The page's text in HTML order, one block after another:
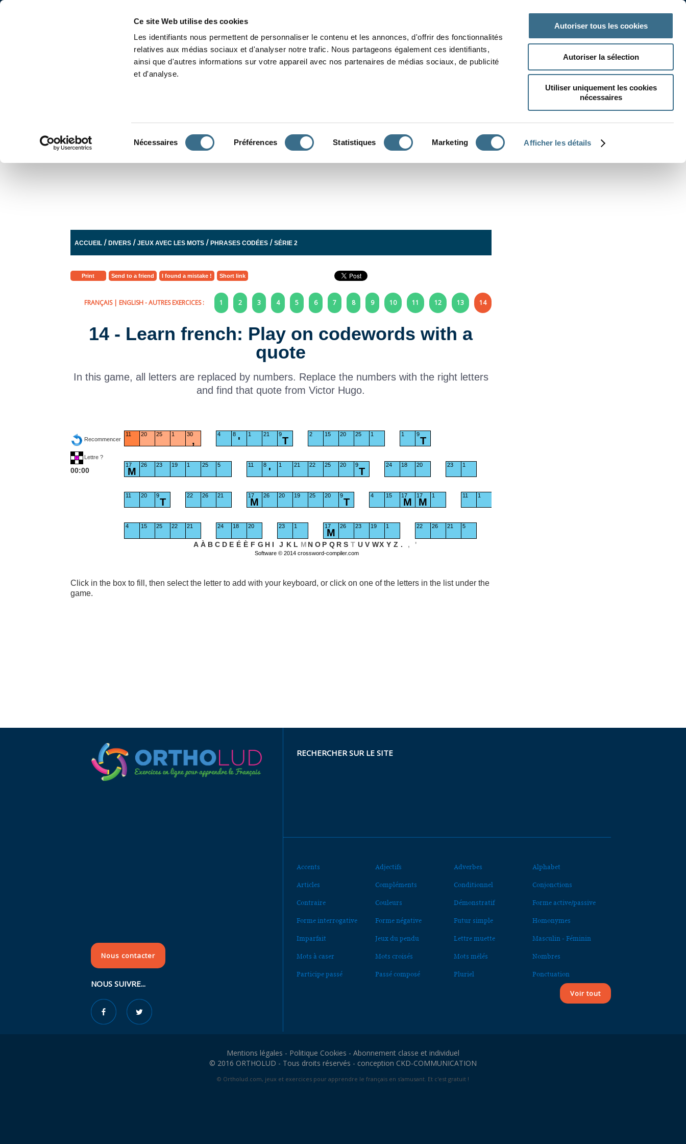
Ce site Web utilise des cookies
Les identifiants nous permettent de personnaliser le contenu et les annonces, d'offrir des fonctionnalités
relatives aux médias sociaux et d'analyser notre trafic. Nous partageons également ces identifiants,
ainsi que d'autres informations sur votre appareil avec nos partenaires de médias sociaux, de publicité
et d'analyse.
Nécessaires Préférences Statistiques Marketing Afficher les détails
Autoriser tous les cookies
Autoriser la sélection
Utiliser uniquement les cookies
nécessaires
ACCUEIL/ DIVERS/ JEUX AVEC LES MOTS/ PHRASES CODÉES/ SÉRIE 2
Print Send to a friend I found a mistake ! Short link
FRANÇAIS| ENGLISH- AUTRES EXERCICES : 1 2 3 4 5 6 7 8 9 10 11 12 13 14
14 - Learn french: Play on codewords with a
quote
In this game, all letters are replaced by numbers. Replace the numbers with the right letters
and find that quote from Victor Hugo.
Recommencer
Lettre ?
00:00
11
17
M
11
4
20
26
20
15
25
23
9
T
25
1
19
22
30
,
1
22
21
25
26
4
5
21
24
8
'
18
1
11
17
M
20
21
8
'
26
9
T
1
20
23
21
19
1
2
22
25
15
25
20
17
M
20
20
9
T
26
25
9
T
23
1
4
19
24
15
1
1
18
17
M
9
T
20
17
M
22
1
26
23
21
1
11
5
1
A À B C D E É È F G H I J K L M N O P Q R S T U V WX Y Z . , '
Software © 2014 crossword-compiler.com
Click in the box to fill, then select the letter to add with your keyboard, or click on one of the letters in the list under the
game.
Nous contacter
NOUS SUIVRE...
RECHERCHER SUR LE SITE
Accents Adjectifs Adverbes Alphabet
Articles Compléments Conditionnel Conjonctions
Contraire Couleurs Démonstratif Forme active/passive
Forme interrogative Forme négative Futur simple Homonymes
Imparfait Jeux du pendu Lettre muette Masculin - Féminin
Mots à caser Mots croisés Mots mêlés Nombres
Participe passé Passé composé Pluriel Ponctuation
Voir tout
Mentions légales - Politique Cookies - Abonnement classe et individuel
© 2016 ORTHOLUD - Tous droits réservés - conception CKD-COMMUNICATION
© Ortholud.com, jeux et exercices pour apprendre le français en s'amusant. Et c'est gratuit !